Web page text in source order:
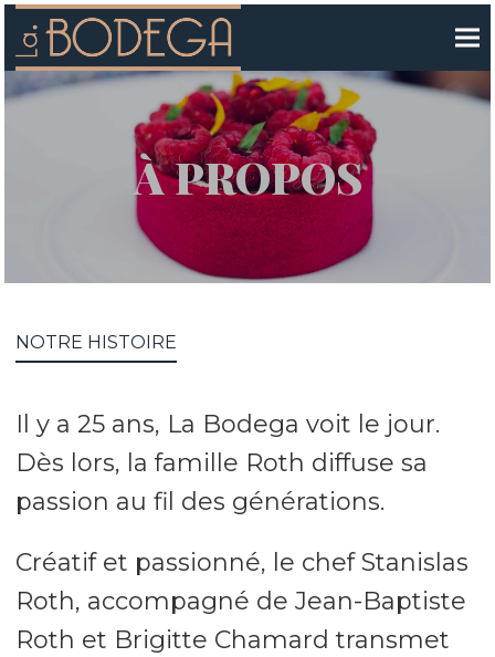
À PROPOS
NOTRE HISTOIRE
Il y a 25 ans, La Bodega voit le jour.
Dès lors, la famille Roth diffuse sa
passion au fil des générations.
Créatif et passionné, le chef Stanislas
Roth, accompagné de Jean-Baptiste
Roth et Brigitte Chamard transmet